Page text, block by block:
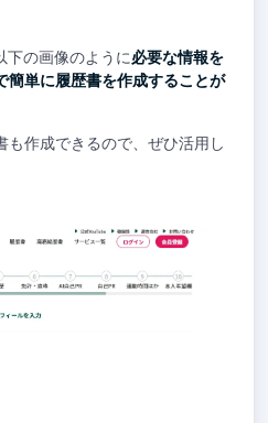
下の画像のように必要な情報を
簡単に履歴書を作成することが
も作成できるので、ぜひ活用し